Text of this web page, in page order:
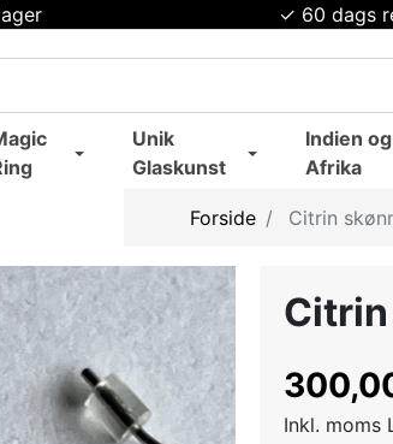
✓ 60 dags
Unik
Glaskunst
Indien og
Afrika
Forside Citrin
Inkl. moms